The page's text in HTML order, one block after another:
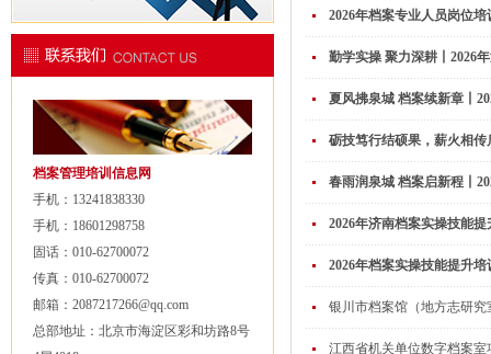
档案管理培训信息网
手机：13241838330
手机：18601298758
固话：010-62700072
传真：010-62700072
邮箱：2087217266@qq.com
总部地址：北京市海淀区彩和坊路8号
2026年档案专业人员岗位
勤学实操 聚力深耕丨2026
夏风拂泉城 档案续新章丨
砺技笃行结硕果，薪火相
春雨润泉城 档案启新程丨
2026年济南档案实操技能
2026年档案实操技能提升
银川市档案馆（地方志研
江西省机关单位数字档案